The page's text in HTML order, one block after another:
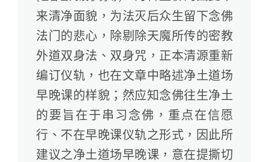
来清净面貌，为法灭后众生留下念佛
法门的悲心，除剔除天魔所传的密教
外道双身法、双身咒，正本清源重新
编订仪轨，也在文章中略述净土道场
早晚课的样貌；然应知念佛往生净土
的要旨在于串习念佛，重点在信愿
行、不在早晚课仪轨之形式，因此所
建议之净土道场早晚课，意在提撕切